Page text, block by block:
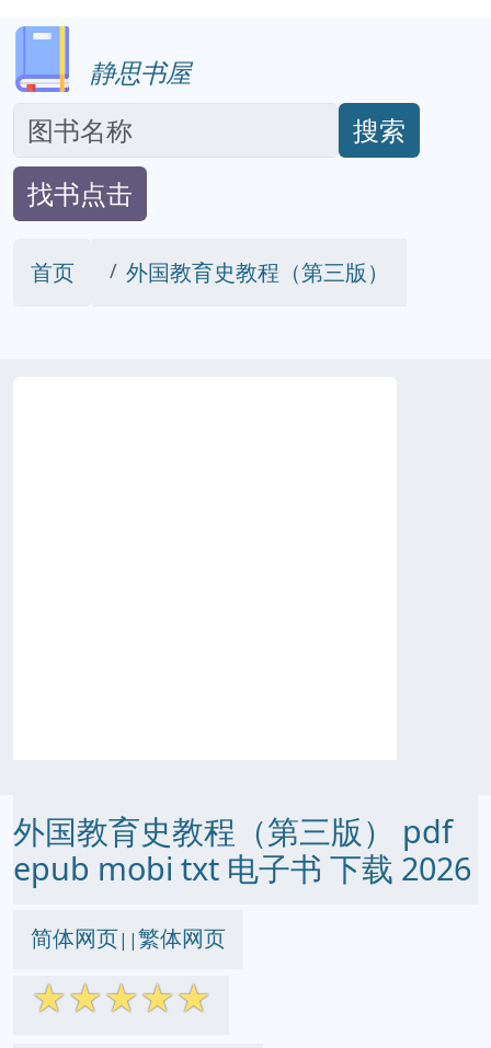
静思书屋
搜索
找书点击
首页 外国教育史教程（第三版）
外国教育史教程（第三版） pdf
epub mobi txt 电子书 下载 2026
简体网页||繁体网页
☆☆☆☆☆